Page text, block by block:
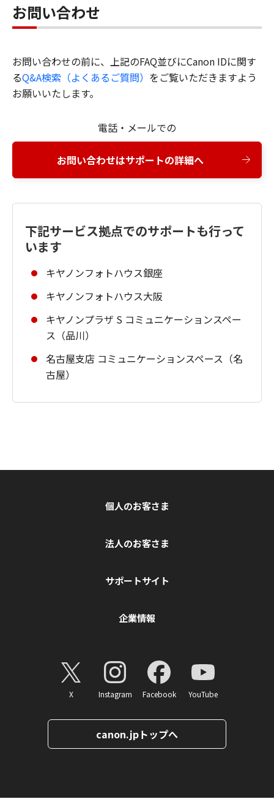
お問い合わせ
お問い合わせの前に、上記のFAQ並びにCanon IDに関す
るQ&A検索（よくあるご質問） をご覧いただきますよう
お願いいたします。
電話・メールでの
お問い合わせはサポートの詳細へ
下記サービス拠点でのサポートも行って
います
キヤノンフォトハウス銀座
キヤノンフォトハウス大阪
キヤノンプラザ S コミュニケーションスペー
ス（品川）
名古屋支店 コミュニケーションスペース（名
古屋）
個人のお客さま
法人のお客さま
サポートサイト
企業情報
X Instagram Facebook YouTube
canon.jpトップへ